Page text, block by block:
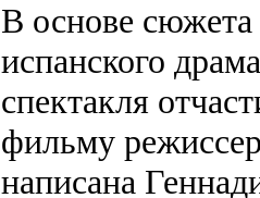
В основе сюжета
испанского
спектакля
фильму
написана